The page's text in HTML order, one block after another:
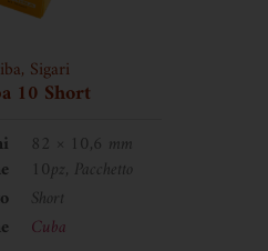
, Sigari
10 Short
82 × 10,6 mm
10pz, Pacchetto
Short
Cuba